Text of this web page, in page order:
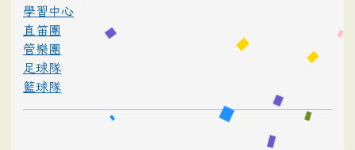
學習中心
直笛團
管樂團
足球隊
籃球隊